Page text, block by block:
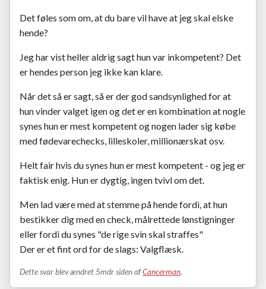
Det føles som om, at du bare vil have at jeg skal elske
hende?
Jeg har vist heller aldrig sagt hun var inkompetent? Det
er hendes person jeg ikke kan klare.
Når det så er sagt, så er der god sandsynlighed for at
hun vinder valget igen og det er en kombination at nogle
synes hun er mest kompetent og nogen lader sig købe
med fødevarechecks, lilleskoler, millionærskat osv.
Helt fair hvis du synes hun er mest kompetent - og jeg er
faktisk enig. Hun er dygtig, ingen tvivl om det.
Men lad være med at stemme på hende fordi, at hun
bestikker dig med en check, målrettede lønstigninger
eller fordi du synes "de rige svin skal straffes"
Der er et fint ord for de slags: Valgflæsk.
Dette svar blev ændret 5mdr siden afCancerman.